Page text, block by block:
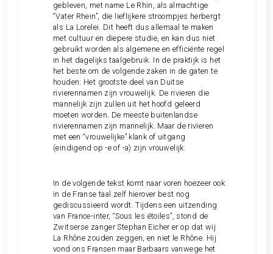
gebleven, met name Le Rhin, als almachtige
“Vater Rhein”, die lieflijkere stroompjes herbergt
als La Lorelei. Dit heeft dus allemaal te maken
met cultuur en diepere studie, en kan dus niet
gebruikt worden als algemene en efficiënte regel
in het dagelijks taalgebruik. In de praktijk is het
het beste om de volgende zaken in de gaten te
houden: Het grootste deel van Duitse
rivierennamen zijn vrouwelijk. De rivieren die
mannelijk zijn zullen uit het hoofd geleerd
moeten worden. De meeste buitenlandse
rivierennamen zijn mannelijk. Maar de rivieren
met een “vrouwelijke” klank of uitgang
(eindigend op -e of -a) zijn vrouwelijk.
In de volgende tekst komt naar voren hoezeer ook
in de Franse taal zelf hierover best nog
gediscussieerd wordt. Tijdens een uitzending
van France-inter, “Sous les étoiles”, stond de
Zwitserse zanger Stephan Eicher er op dat wij
La Rhône zouden zeggen, en niet le Rhône. Hij
vond ons Fransen maar Barbaars vanwege het